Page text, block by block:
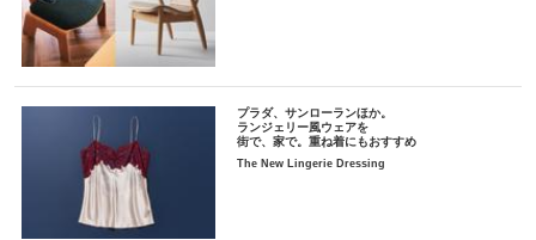
プラダ、サンローランほか。
ランジェリー風ウェアを
街で、家で。重ね着にもおすすめ
The New Lingerie Dressing